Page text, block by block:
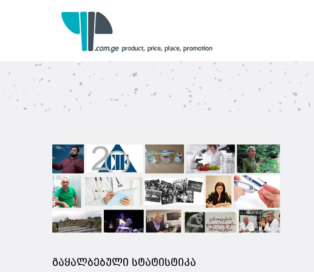
გაყალბებული სტატისტიკა